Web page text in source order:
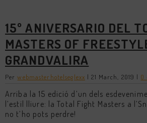
15º ANIVERSARIO DEL
MASTERS OF
GRANDVALIRA
Perwebmasterhotelseglexx |21 March, 2019 | 0
Arriba la 15 edició d’un dels
l’estil lliure: la Total Fight Masters a
no t’ho pots perdre!